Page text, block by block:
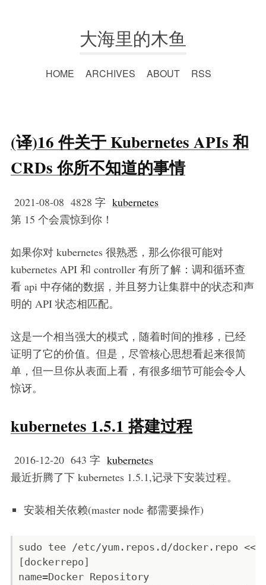
大海里的木鱼
HOME ARCHIVES ABOUT RSS
(译)16 件关于 Kubernetes APIs 和
CRDs 你所不知道的事情
2021-08-08 4828 字 kubernetes
第 15 个会震惊到你！
如果你对 kubernetes 很熟悉，那么你很可能对
kubernetes API 和 controller 有所了解：调和循环查
看 api 中存储的数据，并且努力让集群中的状态和声
明的 API 状态相匹配。
这是一个相当强大的模式，随着时间的推移，已经
证明了它的价值。但是，尽管核心思想看起来很简
单，但一旦你从表面上看，有很多细节可能会令人
惊讶。
kubernetes 1.5.1 搭建过程
2016-12-20 643 字 kubernetes
最近折腾了下 kubernetes 1.5.1,记录下安装过程。
安装相关依赖(master node 都需要操作)
sudo tee /etc/yum.repos.d/docker.repo <<-
[dockerrepo]
name=Docker Repository